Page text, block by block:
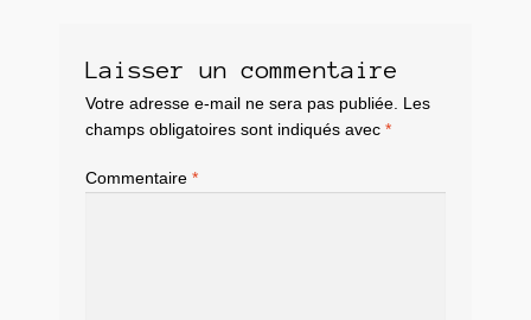
Laisser un commentaire
Votre adresse e-mail ne sera pas publiée.
Les
champs obligatoires sont indiqués avec *
Commentaire *